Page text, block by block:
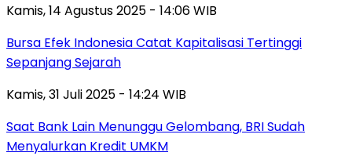
Kamis, 14 Agustus 2025 - 14:06 WIB
Bursa Efek Indonesia Catat Kapitalisasi Tertinggi
Sepanjang Sejarah
Kamis, 31 Juli 2025 - 14:24 WIB
Saat Bank Lain Menunggu Gelombang, BRI Sudah
Menyalurkan Kredit UMKM